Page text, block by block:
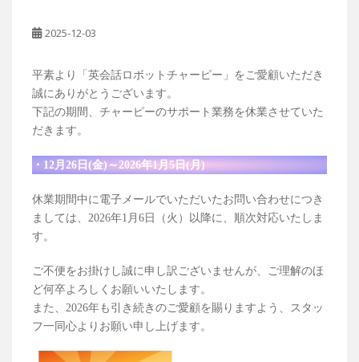
2025-12-03
平素より「英会話ロボットチャーピー」をご愛顧いただき
誠にありがとうございます。
下記の期間、チャーピーのサポート業務を休業させていた
だきます。
・12月26日(金)～2026年1月5日(月)
休業期間中に電子メールでいただいたお問い合わせにつき
ましては、2026年1月6日（火）以降に、順次対応いたしま
す。
ご不便をお掛けし誠に申し訳ございませんが、ご理解のほ
ど何卒よろしくお願いいたします。
また、2026年も引き続きのご愛顧を賜りますよう、スタッ
フ一同心よりお願い申し上げます。